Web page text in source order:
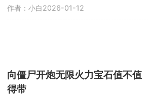
作者：小白2026-01-12
向僵尸开炮无限火力宝石值不值
得带